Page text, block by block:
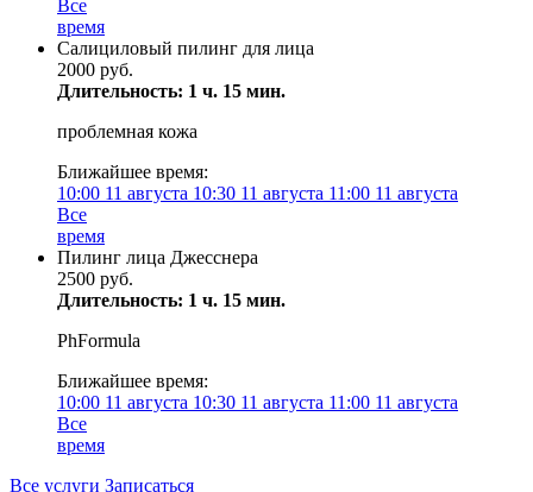
Все
время
Caлициловый пилинг для лица
2000 руб.
Длительность: 1 ч. 15 мин.
проблемная кожа
Ближайшее время:
10:00 11 августа 10:30 11 августа 11:00 11 августа
Все
время
Пилинг лица Джесснера
2500 руб.
Длительность: 1 ч. 15 мин.
PhFormula
Ближайшее время:
10:00 11 августа 10:30 11 августа 11:00 11 августа
Все
время
Все услуги Записаться